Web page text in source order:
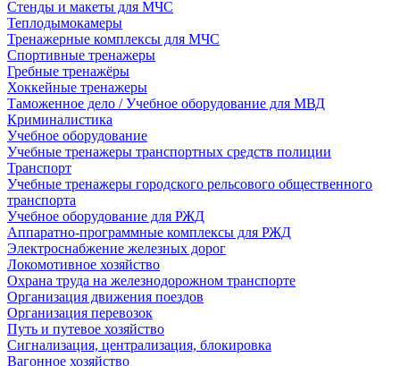
Стенды и макеты для МЧС
Теплодымокамеры
Тренажерные комплексы для МЧС
Спортивные тренажеры
Гребные тренажёры
Хоккейные тренажеры
Таможенное дело / Учебное оборудование для МВД
Криминалистика
Учебное оборудование
Учебные тренажеры транспортных средств полиции
Транспорт
Учебные тренажеры городского рельсового общественного
транспорта
Учебное оборудование для РЖД
Аппаратно-программные комплексы для РЖД
Электроснабжение железных дорог
Локомотивное хозяйство
Охрана труда на железнодорожном транспорте
Организация движения поездов
Организация перевозок
Путь и путевое хозяйство
Сигнализация, централизация, блокировка
Вагонное хозяйство